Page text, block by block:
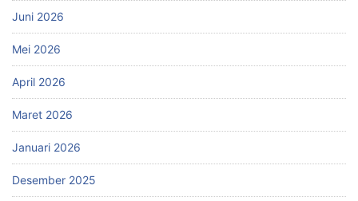
Juni 2026
Mei 2026
April 2026
Maret 2026
Januari 2026
Desember 2025